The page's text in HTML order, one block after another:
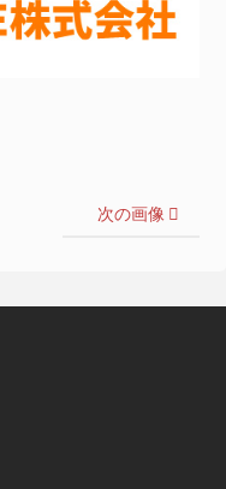
次の画像